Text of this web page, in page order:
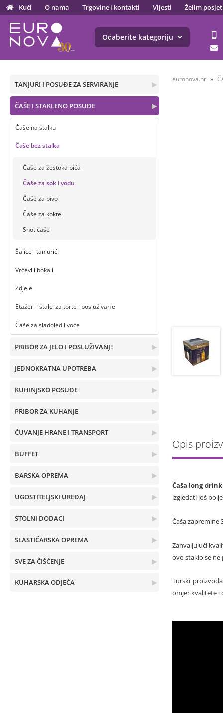
Kući O nama Trgovine i kontakti Vijesti Želim
Odaberite kategoriju
▶
TANJURI I POSUĐE ZA SERVIRANJE
▶
ČAŠE I STAKLENO POSUĐE
Čaše na stalku
Čaše bez stalka
Čaše za žestoka pića
Čaše za sok i vodu
Čaše za pivo
Čaše za koktel
Shot čaše
Šalice i tanjurići
Vrčevi i bokali
Zdjele
Etažeri i stalci za torte i posluživanje
Čaše za sladoled i voće
▶
PRIBOR ZA JELO I POSLUŽIVANJE
▶
JEDNOKRATNA UPOTREBA
▶
KUHINJSKO POSUĐE
▶
PRIBOR ZA KUHANJE
▶
ČUVANJE HRANE I TRANSPORT
▶
BUFFET
▶
BARSKA OPREMA
▶
UGOSTITELJSKI UREĐAJ
▶
STOLNI DODACI
▶
SLASTIČARSKA OPREMA
▶
SVE ZA ČIŠĆENJE
▶
KUHARSKA ODJEĆA
euronova.hr
Opis
Čaša long drink
izgledati još
Čaša zapremine
Zahvaljujući
ovo staklo se
Turski
omjer kvalitete i